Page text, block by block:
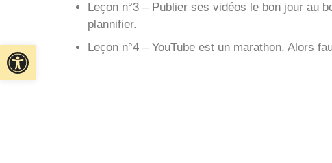
Leçon n°3 – Publier ses vidéos le bon jour au
plannifier.
Leçon n°4 – YouTube est un marathon. Alors
Ouvrir la barre d’outils